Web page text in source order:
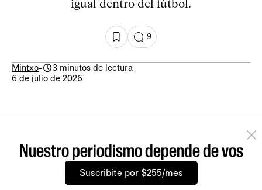
igual dentro del fútbol.
9
Mintxo-
3 minutos de lectura
6 de julio de 2026
Nuestro periodismo depende de vos
Suscribite por $255/mes